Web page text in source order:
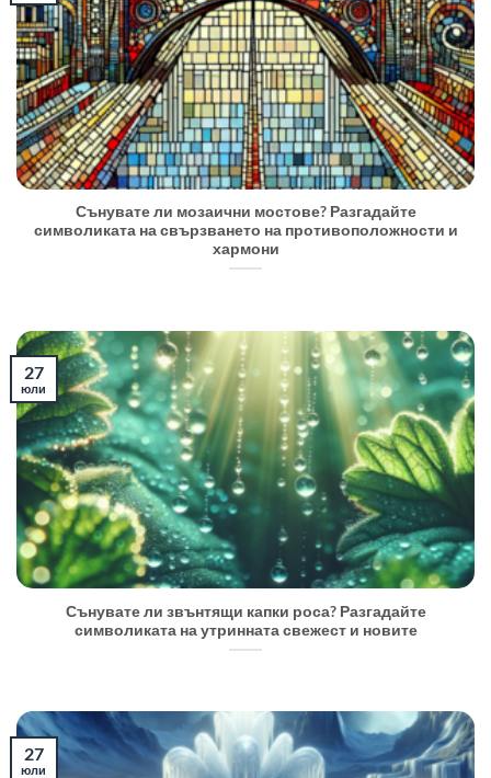
Сънувате ли мозаични мостове? Разгадайте
символиката на свързването на противоположности и
хармони
Сънувате ли звънтящи капки роса? Разгадайте
символиката на утринната свежест и новите
27
юли
27
юли